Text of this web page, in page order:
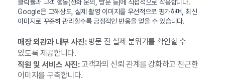
클릭률과 고객 행동(전화 문의, 방문 등)에 직접적으로 작용합니다.
Google은 고해상도, 실제 촬영 이미지를 우선적으로 평가하며, 최신
이미지로 꾸준히 관리할수록 긍정적인 반응을 얻을 수 있습니다.
매장 외관과 내부 사진:방문 전 실제 분위기를 확인할 수
있도록 제공합니다.
직원 및 서비스 사진:고객과의 신뢰 관계를 강화하고 친근한
이미지를 구축합니다.